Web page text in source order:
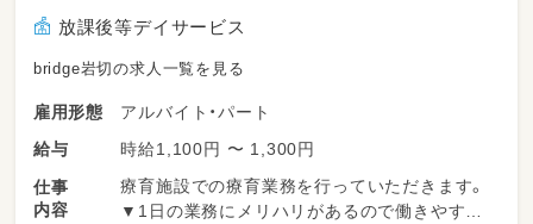
放課後等デイサービス
bridge岩切の求人一覧を見る
雇用形態
アルバイト・パート
給与
時給1,100円 〜 1,300円
仕事
内容
療育施設での療育業務を行っていただきます。
▼1日の業務にメリハリがあるので働きやすい